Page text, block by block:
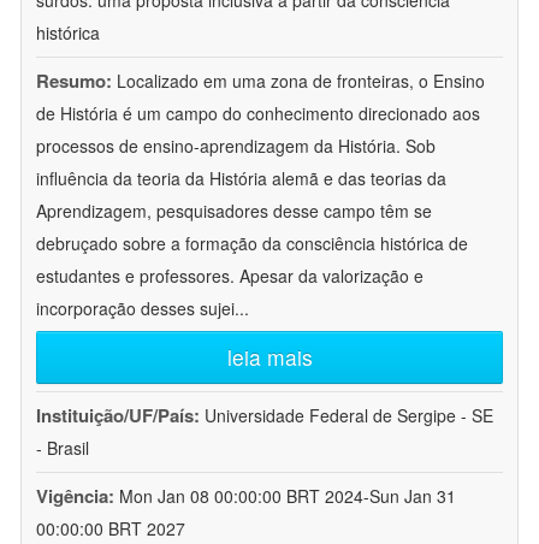
histórica
Resumo: Localizado em uma zona de fronteiras, o Ensino
de História é um campo do conhecimento direcionado aos
processos de ensino-aprendizagem da História. Sob
influência da teoria da História alemã e das teorias da
Aprendizagem, pesquisadores desse campo têm se
debruçado sobre a formação da consciência histórica de
estudantes e professores. Apesar da valorização e
incorporação desses sujei...
leia mais
Instituição/UF/País: Universidade Federal de Sergipe - SE
- Brasil
Vigência: Mon Jan 08 00:00:00 BRT 2024-Sun Jan 31
00:00:00 BRT 2027